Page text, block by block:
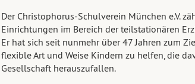
Der Christophorus-Schulverein München e.V.
Einrichtungen im Bereich der teilstationären
Er hat sich seit nunmehr über 47 Jahren zum
flexible Art und Weise Kindern zu helfen, die
Gesellschaft herauszufallen.